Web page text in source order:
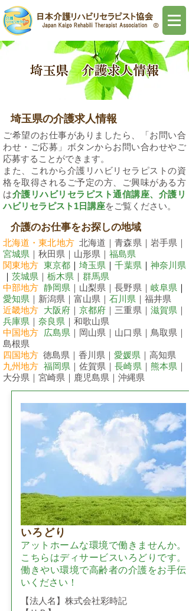
埼玉県の介護求人情報
ご希望のお仕事がありましたら、「お問い合
わせ・ご応募」ボタンからお問い合わせやご
応募することができます。
また、これから介護リハビリセラピストの資
格を取得されるご予定の方、ご興味がある方
は介護リハビリセラピスト通信講座、 介護リ
ハビリセラピスト1日講座をご覧ください。​
​介護のお仕事をお探しの地域
北海道・東北地方 北海道｜青森県｜岩手県｜
宮城県 ｜秋田県｜山形県｜ 福島県
関東地方 東京都｜ 埼玉県 ｜千葉県 ｜ 神奈川県
｜ 茨城県 ｜ 栃木県 ｜ 群馬県
中部地方 静岡県 ｜山梨県｜長野県｜ 岐阜県 ｜
愛知県 ｜新潟県｜富山県｜ 石川県 ｜福井県
近畿地方 大阪府｜ 京都府 ｜三重県｜ 滋賀県 ｜
兵庫県 ｜ 奈良県 ｜和歌山県
中国地方 広島県 ｜岡山県｜山口県｜鳥取県｜
島根県
四国地方 徳島県｜香川県｜ 愛媛県 ｜高知県
九州地方 福岡県 ｜佐賀県｜長崎県 ｜ 熊本県 ｜
大分県｜宮崎県｜鹿児島県｜沖縄県
いろどり
アットホームな環境で働きませんか。
こちらはディサービスいろどりです。
働きやい環境で高齢者の介護をお手伝
いください！
【法人名】株式会社彩時記